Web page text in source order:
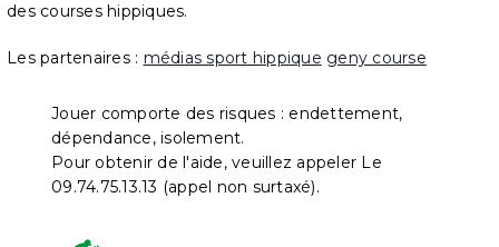
des courses hippiques.
Les partenaires : médias sport hippique geny course
Jouer comporte des risques : endettement,
dépendance, isolement.
Pour obtenir de l'aide, veuillez appeler Le
09.74.75.13.13 (appel non surtaxé).